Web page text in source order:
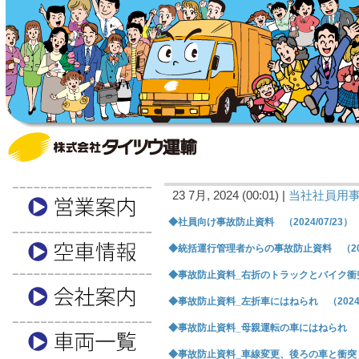
23 7月, 2024 (00:01) | 当社社員用
◆社員向け事故防止資料 （2024/07/23）
◆統括運行管理者からの事故防止資料 （
◆事故防止資料_右折のトラックとバイク
◆事故防止資料_左折車にはねられ （
◆事故防止資料_母親運転の車にはねられ
◆事故防止資料_車線変更、後ろの車と衝